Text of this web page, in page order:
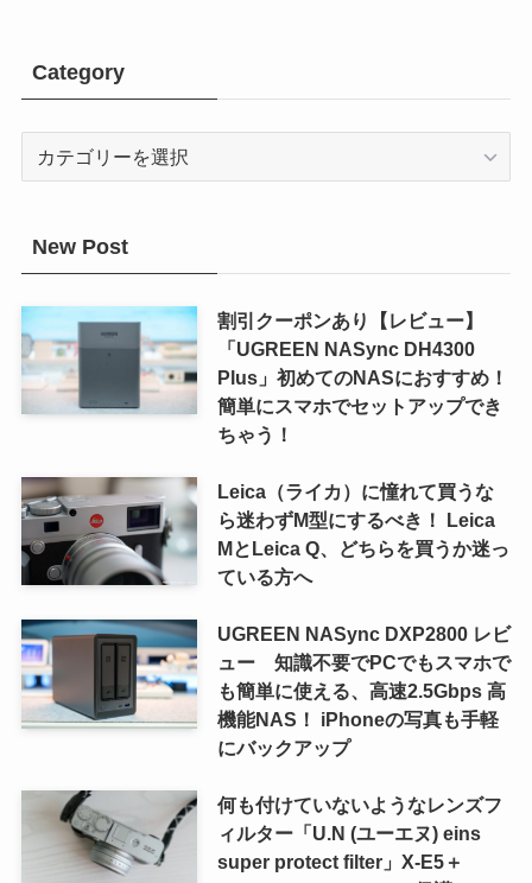
Category
Category
New Post
割引クーポンあり【レビュー】
「UGREEN NASync DH4300
Plus」初めてのNASにおすすめ！
簡単にスマホでセットアップでき
ちゃう！
Leica（ライカ）に憧れて買うな
ら迷わずM型にするべき！ Leica
MとLeica Q、どちらを買うか迷っ
ている方へ
UGREEN NASync DXP2800 レビ
ュー 知識不要でPCでもスマホで
も簡単に使える、高速2.5Gbps 高
機能NAS！ iPhoneの写真も手軽
にバックアップ
何も付けていないようなレンズフ
ィルター「U.N (ユーエヌ) eins
super protect filter」X-E5＋